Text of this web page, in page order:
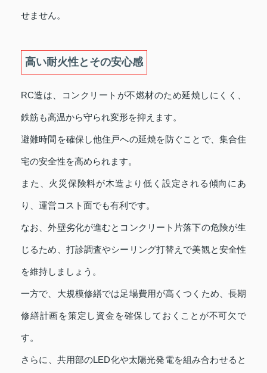
せません。
高い耐火性とその安心感
RC造は、コンクリートが不燃材のため延焼しにくく、
鉄筋も高温から守られ変形を抑えます。
避難時間を確保し他住戸への延焼を防ぐことで、集合住
宅の安全性を高められます。
また、火災保険料が木造より低く設定される傾向にあ
り、運営コスト面でも有利です。
なお、外壁劣化が進むとコンクリート片落下の危険が生
じるため、打診調査やシーリング打替えで美観と安全性
を維持しましょう。
一方で、大規模修繕では足場費用が高くつくため、長期
修繕計画を策定し資金を確保しておくことが不可欠で
す。
さらに、共用部のLED化や太陽光発電を組み合わせると